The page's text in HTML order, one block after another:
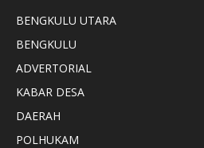
BENGKULU UTARA
BENGKULU
ADVERTORIAL
KABAR DESA
DAERAH
POLHUKAM